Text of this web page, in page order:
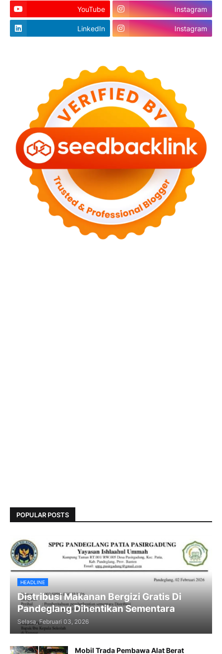
YouTube Instagram
LinkedIn Instagram
POPULAR POSTS
HEADLINE
Distribusi Makanan Bergizi Gratis Di
Pandeglang Dihentikan Sementara
Selasa, Februari 03, 2026
Mobil Trada Pembawa Alat Berat